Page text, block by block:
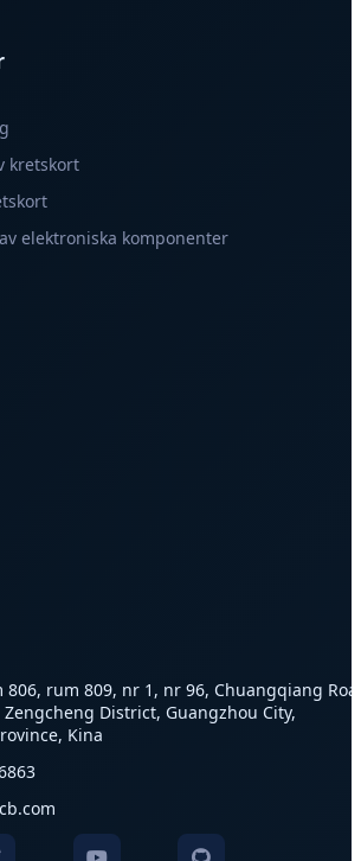
kretskort
elektroniska komponenter
806, rum 809, nr 1, nr 96, Chuangqiang
District, Guangzhou City,
Kina